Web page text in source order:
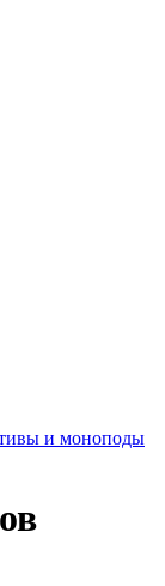
и моноподы